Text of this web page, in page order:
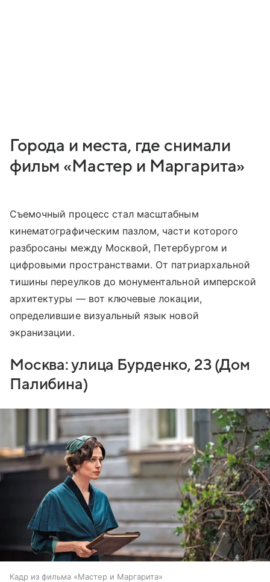
Города и места, где снимали
фильм «Мастер и Маргарита»
Съемочный процесс стал масштабным
кинематографическим пазлом, части которого
разбросаны между Москвой, Петербургом и
цифровыми пространствами. От патриархальной
тишины переулков до монументальной имперской
архитектуры — вот ключевые локации,
определившие визуальный язык новой
экранизации.
Москва: улица Бурденко, 23 (Дом
Палибина)
Кадр из фильма «Мастер и Маргарита»